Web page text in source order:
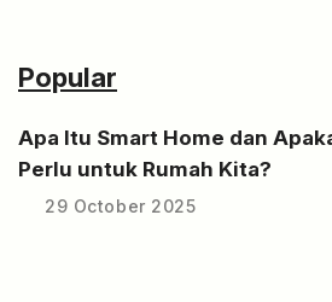
Popular
Apa Itu Smart Home dan
Perlu untuk Rumah Kita?
29 October 2025